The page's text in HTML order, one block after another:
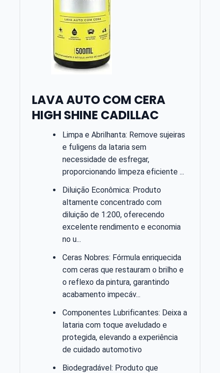
LAVA AUTO COM CERA
HIGH SHINE CADILLAC
Limpa e Abrilhanta: Remove sujeiras
e fuligens da lataria sem
necessidade de esfregar,
proporcionando limpeza eficiente ...
Diluição Econômica: Produto
altamente concentrado com
diluição de 1:200, oferecendo
excelente rendimento e economia
no u...
Ceras Nobres: Fórmula enriquecida
com ceras que restauram o brilho e
o reflexo da pintura, garantindo
acabamento impecáv...
Componentes Lubrificantes: Deixa a
lataria com toque aveludado e
protegida, elevando a experiência
de cuidado automotivo
Biodegradável: Produto que